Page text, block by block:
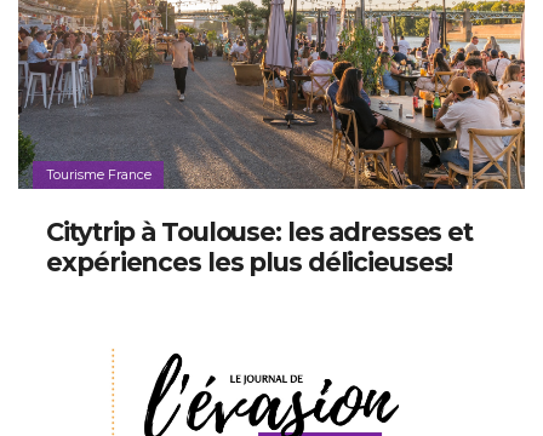
Tourisme France
Citytrip à Toulouse: les adresses et
expériences les plus délicieuses!